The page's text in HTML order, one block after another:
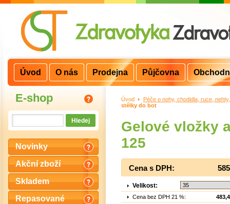
E-shop
Novinky
Akční zboží
Skladem
Repasované
Úvod >
Péče o nohy, chodidla, ruce,
stélky do bot
Gelové vložky
125
Cena s DPH:
Velikost:
Cena bez DPH 21 %:
Úvod O nás Prodejna Půjčovna